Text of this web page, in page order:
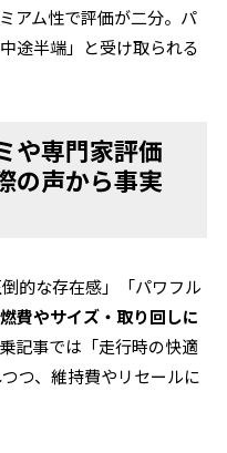
アム性で評価が二分。パ
途半端」と受け取られる
や専門家評価
の声から事実
的な存在感」「パワフル
燃費やサイズ・取り回しに
記事では「走行時の快適
つ、維持費やリセールに